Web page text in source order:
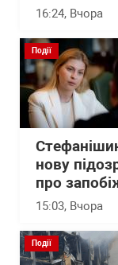
16:24, Вчора
Події
нову
про
15:03, Вчора
Події